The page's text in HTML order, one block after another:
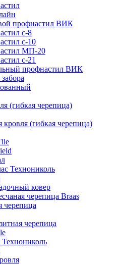
профнастил ВИК
с-8
с-10
МП-20
с-21
профнастил ВИК
(гибкая черепица)
кровля (гибкая черепица)
Технониколь
ковер
черепица Braas
черепица
черепица